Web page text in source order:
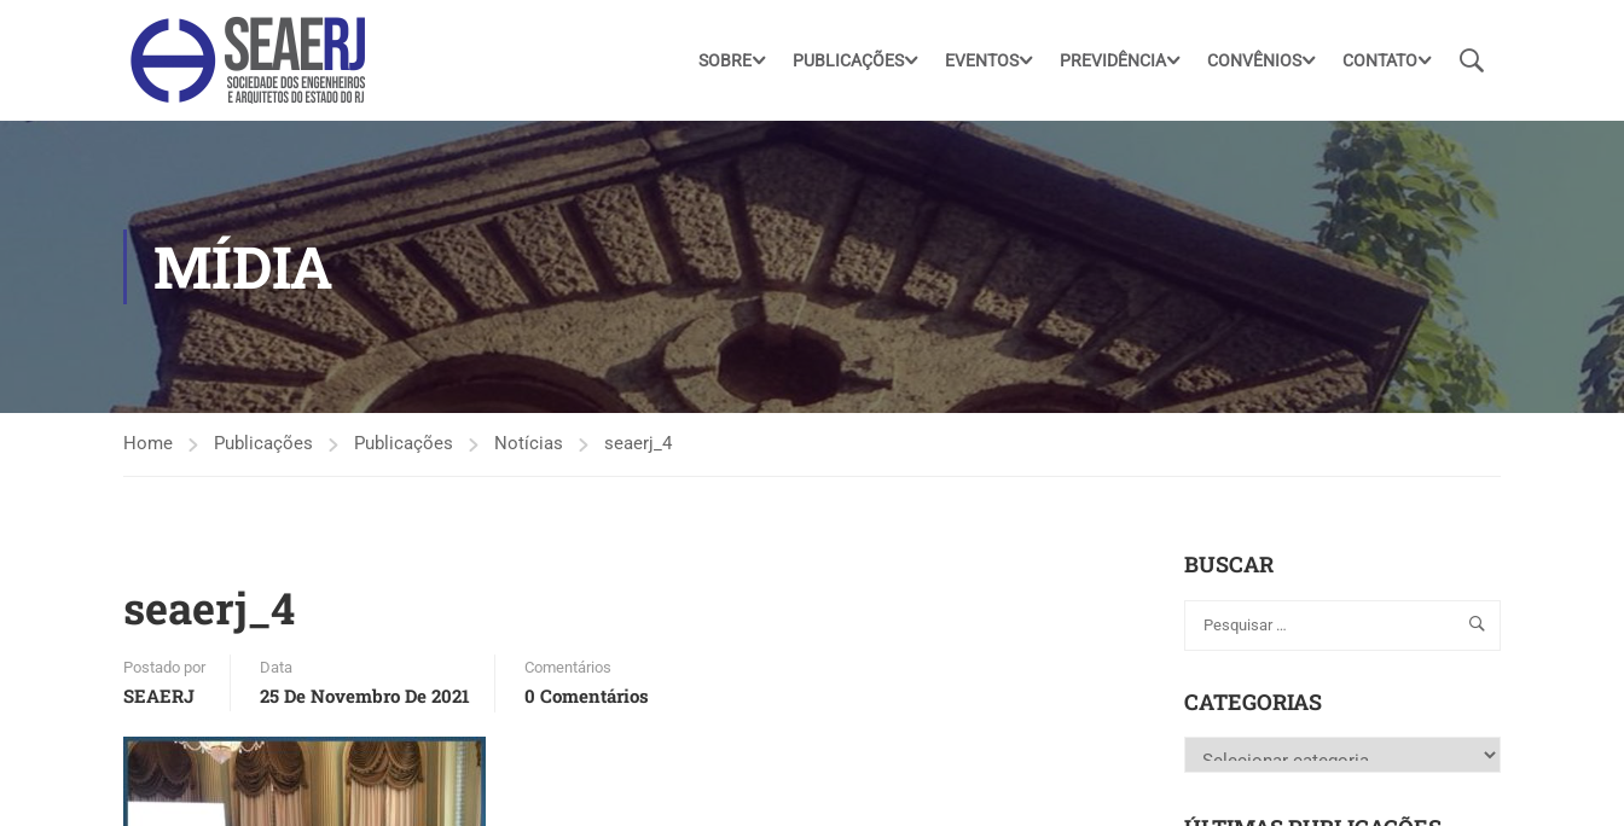
SOBRE PUBLICAÇÕES EVENTOS PREVIDÊNCIA CONVÊNIOS CONTATO
MÍDIA
Home Publicações Publicações Notícias seaerj_4
seaerj_4
Postado por
SEAERJ
Data
25 De Novembro De 2021
Comentários
0 Comentários
BUSCAR
CATEGORIAS
Categorias